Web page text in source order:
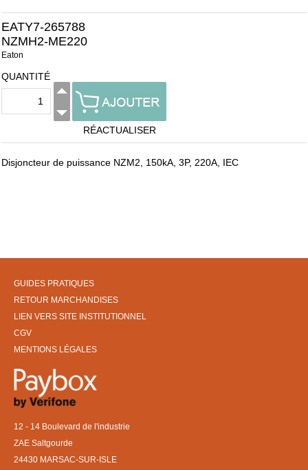
EATY7-265788
NZMH2-ME220
Eaton
QUANTITÉ
RÉACTUALISER
Disjoncteur de puissance NZM2, 150kA, 3P, 220A, IEC
GUIDES PRATIQUES
RETOUR MARCHANDISES
LIEN VERS SITE INSTITUTIONNEL
CGV
MENTIONS LÉGALES
12 - 14 Boulevard de l'industrie
ZAE Saltgourde
24430 MARSAC-SUR-ISLE